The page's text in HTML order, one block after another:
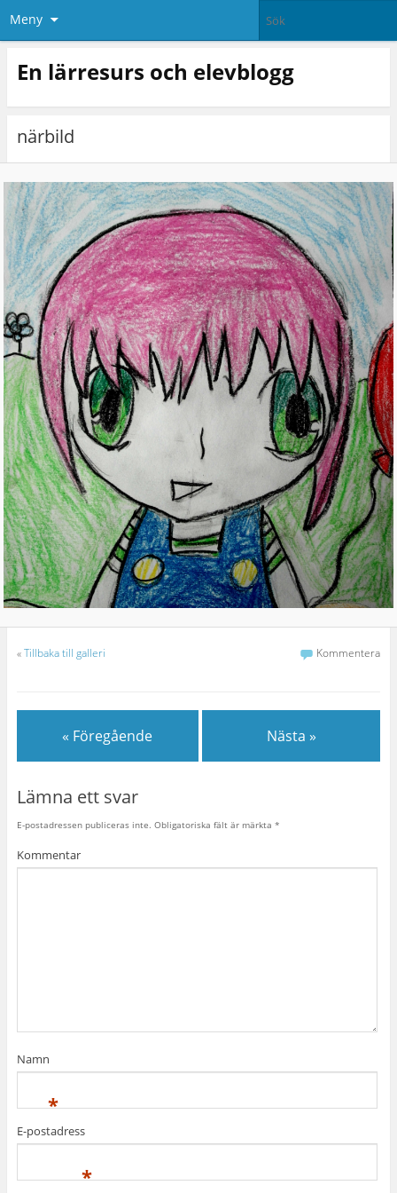
Meny
En lärresurs och elevblogg
närbild
«Tillbaka till galleri Kommentera
« Föregående Nästa »
Lämna ett svar
E-postadressen publiceras inte. Obligatoriska fält är märkta *
Kommentar
Namn
*
E-postadress
*